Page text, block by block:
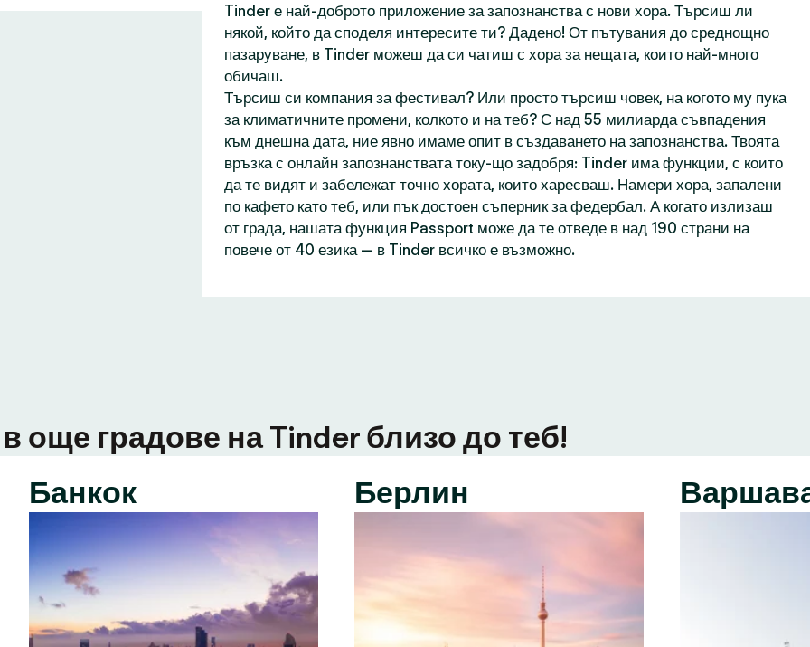
Tinder е най-доброто приложение за запознанства с нови хора. Търсиш ли
някой, който да споделя интересите ти? Дадено! От пътувания до среднощно
пазаруване, в Tinder можеш да си чатиш с хора за нещата, които най-много
обичаш.
Търсиш си компания за фестивал? Или просто търсиш човек, на когото му пука
за климатичните промени, колкото и на теб? С над 55 милиарда съвпадения
към днешна дата, ние явно имаме опит в създаването на запознанства. Твоята
връзка с онлайн запознанствата току-що задобря: Tinder има функции, с които
да те видят и забележат точно хората, които харесваш. Намери хора, запалени
по кафето като теб, или пък достоен съперник за федербал. А когато излизаш
от града, нашата функция Passport може да те отведе в над 190 страни на
повече от 40 езика — в Tinder всичко е възможно.
още градове на Tinder близо до теб!
Банкок
Берлин